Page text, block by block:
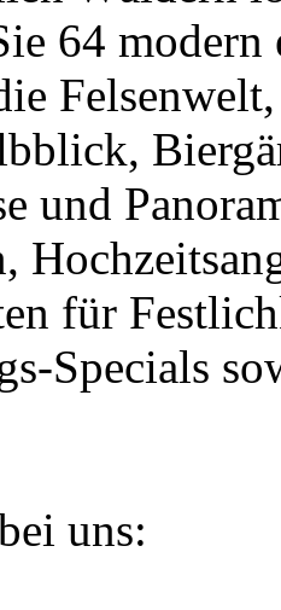
64
Felsenwelt,
und
für
Specials
uns: